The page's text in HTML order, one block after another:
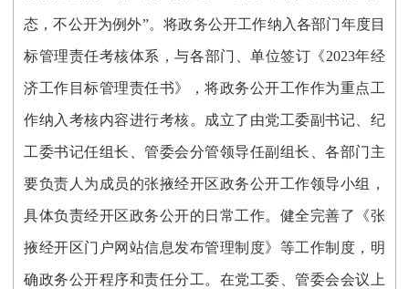
态，不公开为例外”。将政务公开工作纳入各部门年度目
标管理责任考核体系，与各部门、单位签订《2023年经
济工作目标管理责任书》，将政务公开工作作为重点工
作纳入考核内容进行考核。成立了由党工委副书记、纪
工委书记任组长、管委会分管领导任副组长、各部门主
要负责人为成员的张掖经开区政务公开工作领导小组，
具体负责经开区政务公开的日常工作。健全完善了《张
掖经开区门户网站信息发布管理制度》等工作制度，明
确政务公开程序和责任分工。在党工委、管委会会议上